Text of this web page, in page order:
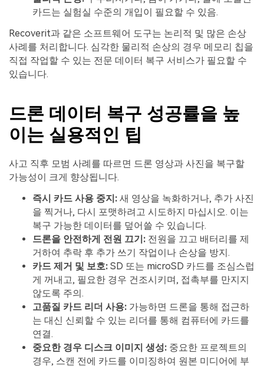
카드는 실험실 수준의 개입이 필요할 수 있음.
Recoverit과 같은 소프트웨어 도구는 논리적 및 많은 손상
사례를 처리합니다. 심각한 물리적 손상의 경우 메모리 칩을
직접 작업할 수 있는 전문 데이터 복구 서비스가 필요할 수
있습니다.
드론 데이터 복구 성공률을 높
이는 실용적인 팁
사고 직후 모범 사례를 따르면 드론 영상과 사진을 복구할
가능성이 크게 향상됩니다.
즉시 카드 사용 중지: 새 영상을 녹화하거나, 추가 사진
을 찍거나, 다시 포맷하려고 시도하지 마십시오. 이는
복구 가능한 데이터를 덮어쓸 수 있습니다.
드론을 안전하게 전원 끄기: 전원을 끄고 배터리를 제
거하여 추락 후 추가 쓰기 작업이나 손상을 방지.
카드 제거 및 보호: SD 또는 microSD 카드를 조심스럽
게 꺼내고, 필요한 경우 건조시키며, 접촉부를 만지지
않도록 주의.
고품질 카드 리더 사용: 가능하면 드론을 통해 접근하
는 대신 신뢰할 수 있는 리더를 통해 컴퓨터에 카드를
연결.
중요한 경우 디스크 이미지 생성: 중요한 프로젝트의
경우, 스캔 전에 카드를 이미징하여 원본 미디어에 부